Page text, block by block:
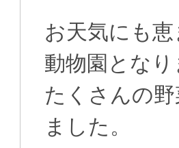
お天気にも
動物園とな
たくさんの
ました。